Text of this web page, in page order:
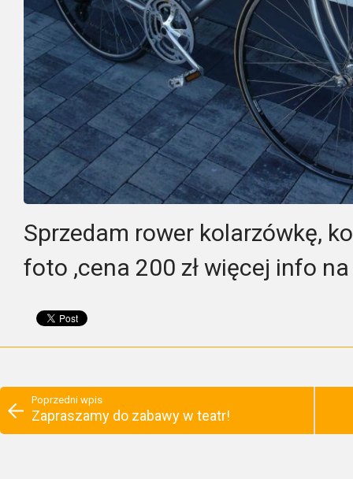
Sprzedam rower kolarzówkę,
foto ,cena 200 zł więcej info
Poprzedni wpis
Zapraszamy do zabawy w teatr!